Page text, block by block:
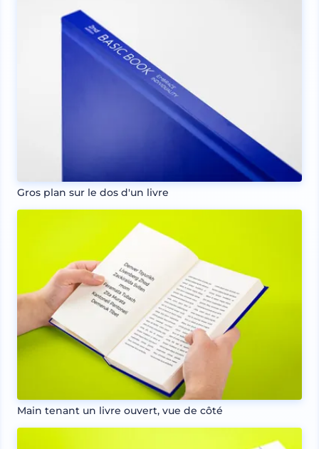
Gros plan sur le dos d'un livre
Main tenant un livre ouvert, vue de côté